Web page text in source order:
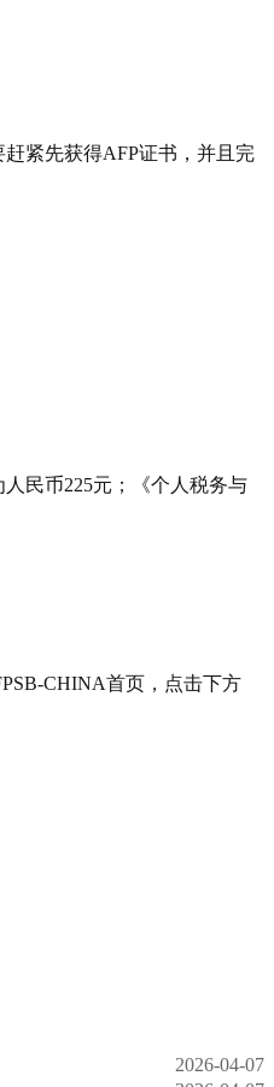
赶紧先获得AFP证书，并且完
民币225元；《个人税务与
CHINA首页，点击下方
2026-04-07